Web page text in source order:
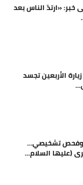
«ارتدّ الناس بعد
الأربعين تجسد
طبية وفحص تشخيصي…
(عليها السلام...